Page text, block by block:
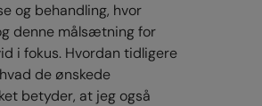
og behandling, hvor
denne målsætning for
i fokus. Hvordan tidligere
de ønskede
betyder, at jeg også